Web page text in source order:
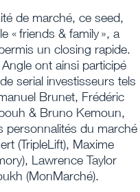
de marché, ce seed,
« friends & family », a
un closing rapide.
ont ainsi participé
serial investisseurs tels
Brunet, Frédéric
& Bruno Kemoun,
personnalités du marché
(TripleLift), Maxime
Lawrence Taylor
(MonMarché).